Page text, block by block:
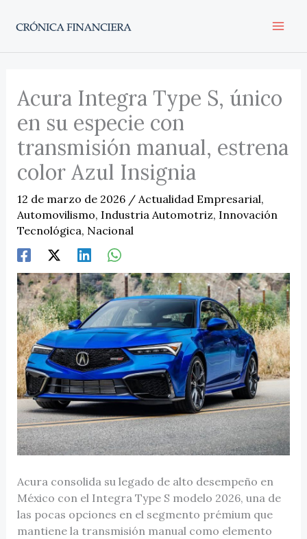
Acura Integra Type S, único
en su especie con
transmisión manual, estrena
color Azul Insignia
12 de marzo de 2026 / Actualidad Empresarial,
Automovilismo, Industria Automotriz, Innovación
Tecnológica, Nacional
Acura consolida su legado de alto desempeño en
México con el Integra Type S modelo 2026, una de
las pocas opciones en el segmento prémium que
mantiene la transmisión manual como elemento